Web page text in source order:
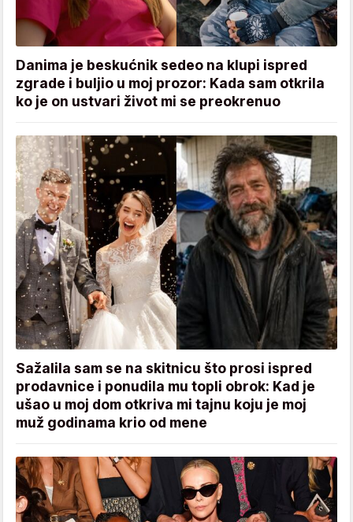
Danima je beskućnik sedeo na klupi ispred
zgrade i buljio u moj prozor: Kada sam otkrila
ko je on ustvari život mi se preokrenuo
Sažalila sam se na skitnicu što prosi ispred
prodavnice i ponudila mu topli obrok: Kad je
ušao u moj dom otkriva mi tajnu koju je moj
muž godinama krio od mene